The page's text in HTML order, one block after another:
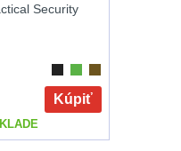
Security
Kúpiť